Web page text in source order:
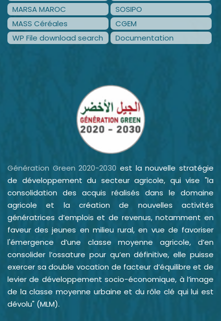
MARSA MAROC
SOSIPO
MASS Céréales
CGEM
WP File download search
Documentation
Génération Green 2020-2030 est la nouvelle stratégie
de développement du secteur agricole, qui vise "la
consolidation des acquis réalisés dans le domaine
agricole et la création de nouvelles activités
génératrices d’emplois et de revenus, notamment en
faveur des jeunes en milieu rural, en vue de favoriser
l'émergence d’une classe moyenne agricole, d’en
consolider l’ossature pour qu’en définitive, elle puisse
exercer sa double vocation de facteur d’équilibre et de
levier de développement socio-économique, à l’image
de la classe moyenne urbaine et du rôle clé qui lui est
dévolu" (MLM).